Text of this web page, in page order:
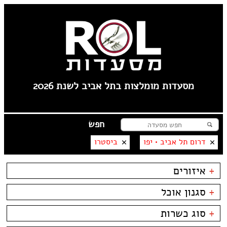
מסעדות מומלצות בתל אביב לשנת 2026
דרום תל אביב • יפו ביסטרו
+ איזורים
לילינבלום
תל אביב
פלורנטין
----
+ סגנון אוכל
בשרים
דגים
ביסטרו
+ סוג כשרות